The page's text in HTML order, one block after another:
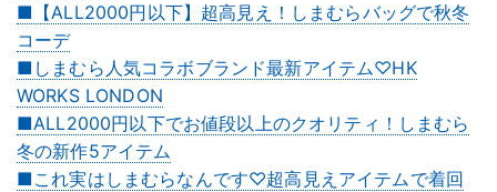
■【ALL2000円以下】超高見え！しまむらバッグで秋冬
コーデ
■しまむら人気コラボブランド最新アイテム♡HK
WORKS LONDON
■ALL2000円以下でお値段以上のクオリティ！しまむら
冬の新作5アイテム
■これ実はしまむらなんです♡超高見えアイテムで着回